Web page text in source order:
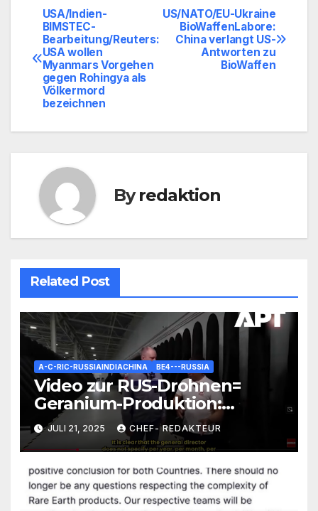
Beitragsnavigation
US/NATO/EU-Ukraine
BioWaffenLabore:
China verlangt US-
Antworten zu
BioWaffen
USA/Indien-
BIMSTEC-
Bearbeitung/Reuters:
USA wollen
Myanmars Vorgehen
gegen Rohingya als
Völkermord
bezeichnen
Byredaktion
Related Post
A-C-RIC-RUSSIAINDIACHINA BE4---RUSSIA
Video zur RUS-Drohnen=
Geranium-Produktion:
Interessante Zahlen und
Fakten
JULI 21, 2025 CHEF- REDAKTEUR